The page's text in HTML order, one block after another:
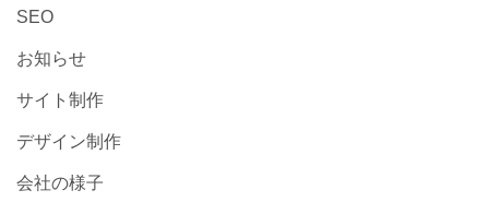
SEO
お知らせ
サイト制作
デザイン制作
会社の様子